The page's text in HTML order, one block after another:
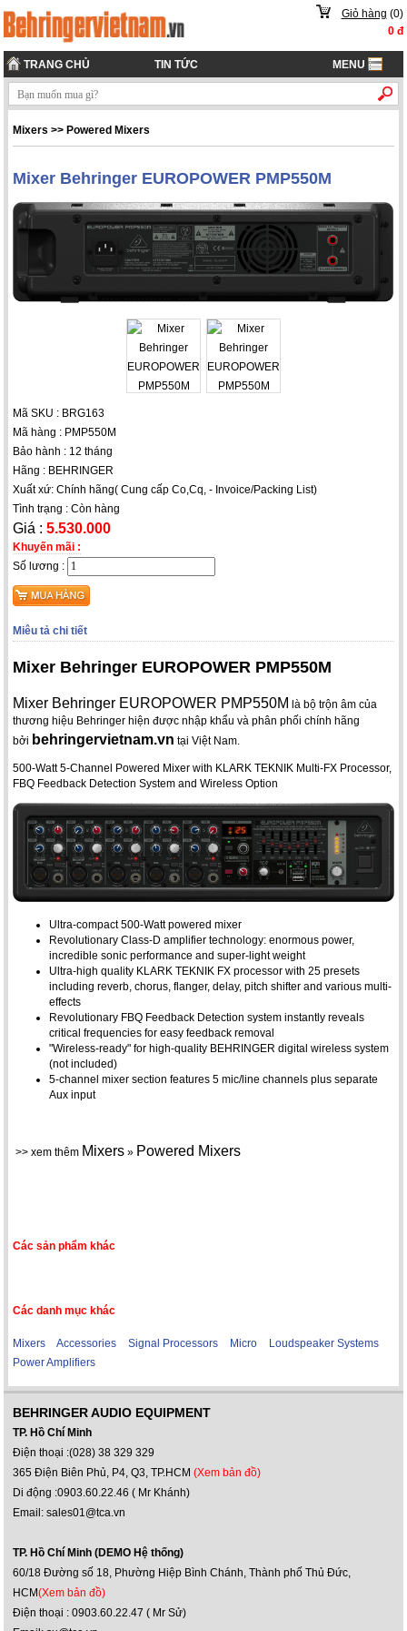
Giỏ hàng (0)
0đ
TRANG CHỦ TIN TỨC MENU
Mixers >> Powered Mixers
Mixer Behringer EUROPOWER PMP550M
Mã SKU : BRG163
Mã hàng : PMP550M
Bảo hành : 12 tháng
Hãng : BEHRINGER
Xuất xứ: Chính hãng( Cung cấp Co,Cq, - Invoice/Packing List)
Tình trạng : Còn hàng
Giá :5.530.000
Khuyến mãi :
Số lương :
Miêu tả chi tiết
Mixer Behringer EUROPOWER PMP550M
Mixer Behringer EUROPOWER PMP550M là bộ trộn âm của
thương hiệu Behringer hiện được nhập khẩu và phân phối chính hãng
bởi behringervietnam.vn tại Việt Nam.
500-Watt 5-Channel Powered Mixer with KLARK TEKNIK Multi-FX Processor,
FBQ Feedback Detection System and Wireless Option
Ultra-compact 500-Watt powered mixer
Revolutionary Class-D amplifier technology: enormous power,
incredible sonic performance and super-light weight
Ultra-high quality KLARK TEKNIK FX processor with 25 presets
including reverb, chorus, flanger, delay, pitch shifter and various multi-
effects
Revolutionary FBQ Feedback Detection system instantly reveals
critical frequencies for easy feedback removal
"Wireless-ready" for high-quality BEHRINGER digital wireless system
(not included)
5-channel mixer section features 5 mic/line channels plus separate
Aux input
>> xem thêm Mixers » Powered Mixers
Các sản phẩm khác
Các danh mục khác
Mixers Accessories Signal Processors Micro
Loudspeaker Systems
Power Amplifiers
BEHRINGER AUDIO EQUIPMENT
TP. Hồ Chí Minh
Điện thoại :(028) 38 329 329
365 Điện Biên Phủ, P4, Q3, TP.HCM(Xem bản đồ)
Di động :0903.60.22.46 ( Mr Khánh)
Email: sales01@tca.vn
TP. Hồ Chí Minh (DEMO Hệ thống)
60/18 Đường số 18, Phường Hiệp Bình Chánh, Thành phố Thủ Đức,
HCM(Xem bản đồ)
Điện thoại : 0903.60.22.47 ( Mr Sử)